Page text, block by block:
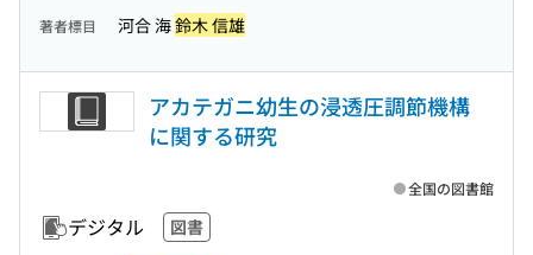
著者標目 河合 海鈴木 信雄
アカテガニ幼生の浸透圧調節機構
に関する研究
デジタル 図書
全国の図書館